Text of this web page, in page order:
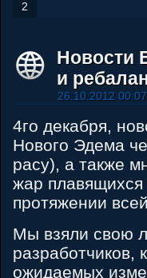
2
Новости
и
26.10.2012
4го декабря,
Нового Эдема
расу), а также
жар плавящихся
протяжении
Мы взяли свою
разработчиков,
ожидаемых